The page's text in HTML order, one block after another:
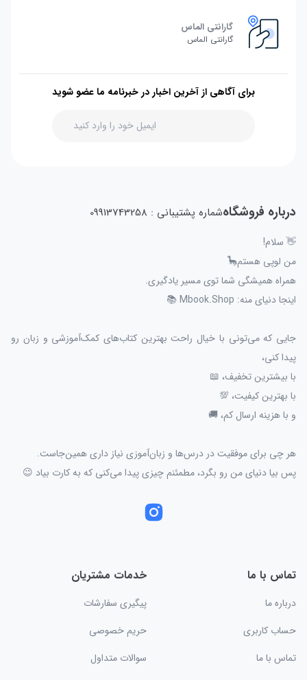
گارانتی الماس
گارانتی الماس
برای آگاهی از آخرین اخبار در خبرنامه ما عضو شوید
درباره فروشگاهشماره پشتیبانی : 09913743258
👋 سلام!
من لوپی هستم🦕
همراه همیشگی شما توی مسیر یادگیری.
اینجا دنیای منه: Mbook.Shop 📚
جایی که می‌تونی با خیال راحت بهترین کتاب‌های کمک‌آموزشی و زبان رو
پیدا کنی،
با بیشترین تخفیف، 📖
با بهترین کیفیت، 💯
و با هزینه ارسال کم، 🚚
هر چی برای موفقیت در درس‌ها و زبان‌آموزی نیاز داری همین‌جاست.
پس بیا دنیای من رو بگرد، مطمئنم چیزی پیدا می‌کنی که به کارت بیاد 😉
تماس با ما
درباره ما
حساب کاربری
تماس با ما
خدمات مشتریان
پیگیری سفارشات
حریم خصوصی
سوالات متداول